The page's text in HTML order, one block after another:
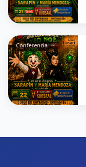
Conferencia